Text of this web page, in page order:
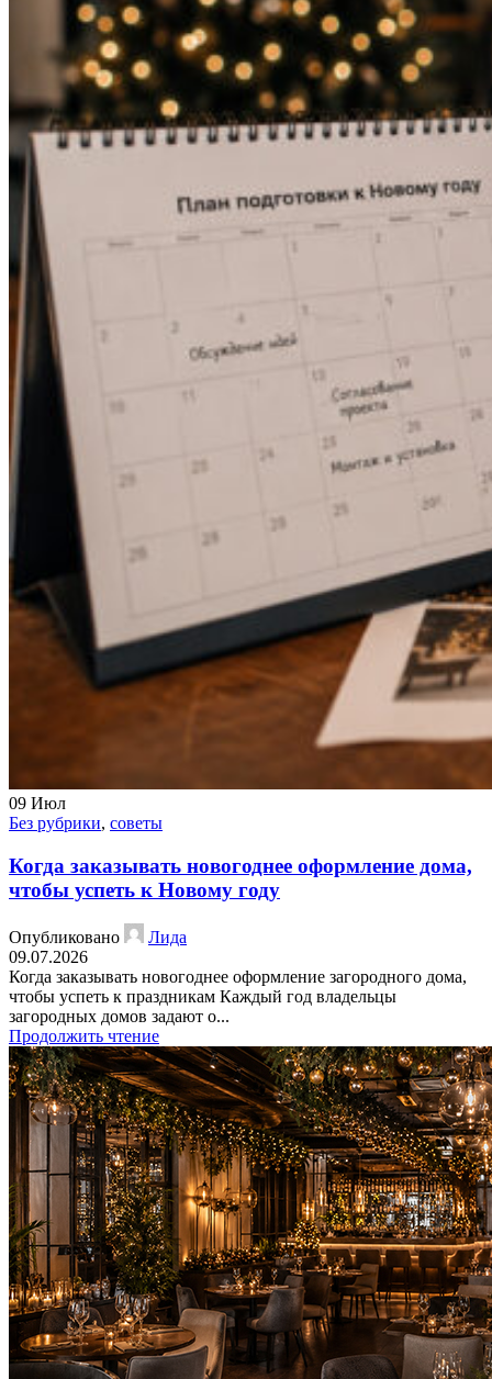
09 Июл
Без рубрики, советы
Когда заказывать новогоднее оформление дома,
чтобы успеть к Новому году
Опубликовано
Лида
09.07.2026
Когда заказывать новогоднее оформление загородного дома,
чтобы успеть к праздникам Каждый год владельцы
загородных домов задают о...
Продолжить чтение